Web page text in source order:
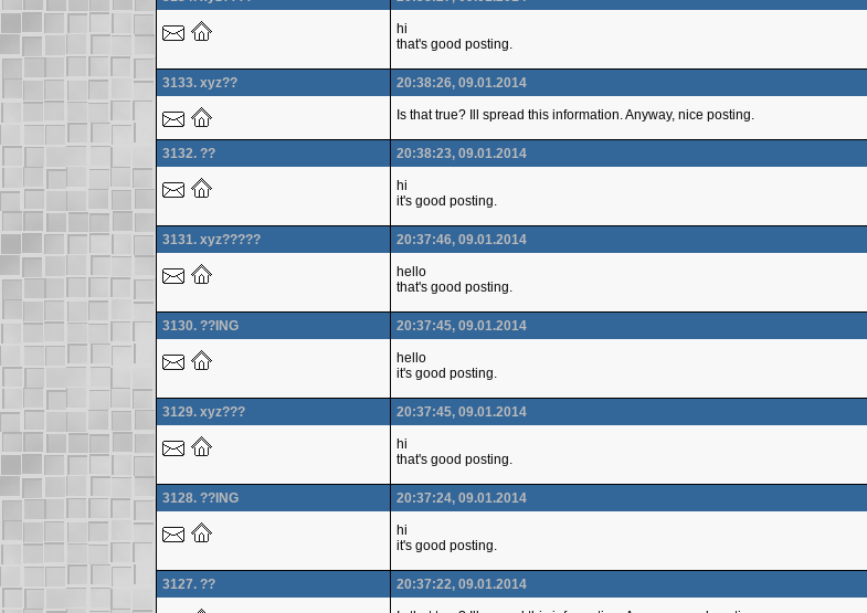
hi
that's good posting.
3133. xyz?? 20:38:26, 09.01.2014
Is that true? Ill spread this information. Anyway, nice posting.
3132. ?? 20:38:23, 09.01.2014
hi
it's good posting.
3131. xyz????? 20:37:46, 09.01.2014
hello
that's good posting.
3130. ??ING 20:37:45, 09.01.2014
hello
it's good posting.
3129. xyz??? 20:37:45, 09.01.2014
hi
that's good posting.
3128. ??ING 20:37:24, 09.01.2014
hi
it's good posting.
3127. ?? 20:37:22, 09.01.2014